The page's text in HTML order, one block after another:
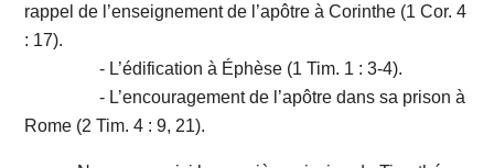
rappel de l’enseignement de l’apôtre à Corinthe (1 Cor. 4
: 17).
- L’édification à Éphèse (1 Tim. 1 : 3-4).
- L’encouragement de l’apôtre dans sa prison à
Rome (2 Tim. 4 : 9, 21).